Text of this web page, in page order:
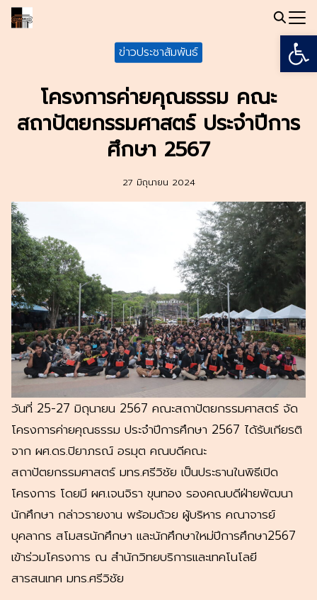
Skip
ข่าวประชาสัมพันธ์
โครงการค่ายคุณธรรม คณะ
สถาปัตยกรรมศาสตร์ ประจำปีการ
ศึกษา 2567
27 มิถุนายน 2024
วันที่ 25-27 มิถุนายน 2567 คณะสถาปัตยกรรมศาสตร์ จัด
โครงการค่ายคุณธรรม ประจำปีการศึกษา 2567 ได้รับเกียรติ
จาก ผศ.ดร.ปิยาภรณ์ อรมุต คณบดีคณะ
สถาปัตยกรรมศาสตร์ มทร.ศรีวิชัย เป็นประธานในพิธีเปิด
โครงการ โดยมี ผศ.เจนจิรา ขุนทอง รองคณบดีฝ่ายพัฒนา
นักศึกษา กล่าวรายงาน พร้อมด้วย ผู้บริหาร คณาจารย์
บุคลากร สโมสรนักศึกษา และนักศึกษาใหม่ปีการศึกษา2567
เข้าร่วมโครงการ ณ สำนักวิทยบริการและเทคโนโลยี
สารสนเทศ มทร.ศรีวิชัย